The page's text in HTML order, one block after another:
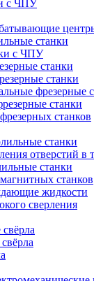
с ЧПУ
станки
с ЧПУ
станки
станки
фрезерные
станки
станков
станки
отверстий в
станки
станков
жидкости
сверления